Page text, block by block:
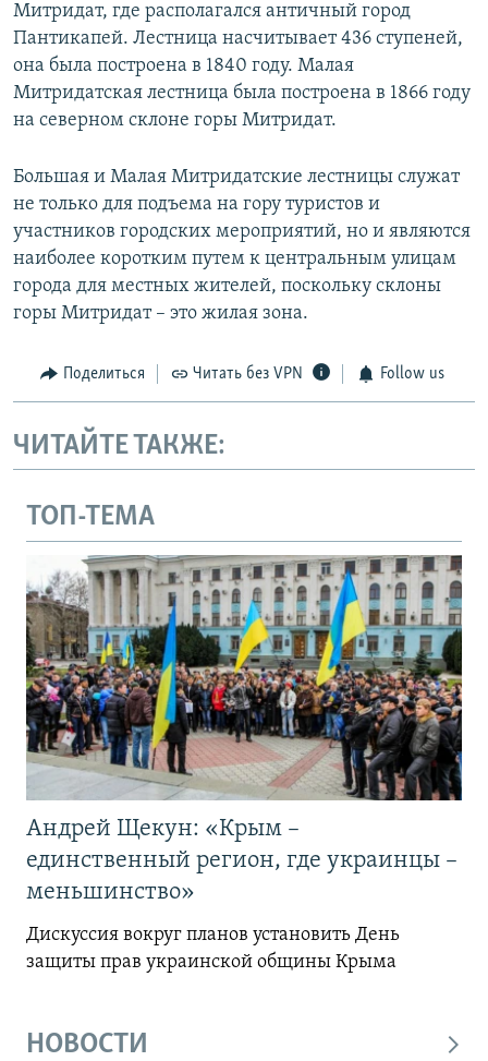
Митридат, где располагался античный город
Пантикапей. Лестница насчитывает 436 ступеней,
она была построена в 1840 году. Малая
Митридатская лестница была построена в 1866 году
на северном склоне горы Митридат.
Большая и Малая Митридатские лестницы служат
не только для подъема на гору туристов и
участников городских мероприятий, но и являются
наиболее коротким путем к центральным улицам
города для местных жителей, поскольку склоны
горы Митридат – это жилая зона.
Поделиться Читать без VPN Follow us
ЧИТАЙТЕ ТАКЖЕ:
ТОП-ТЕМА
Андрей Щекун: «Крым –
единственный регион, где украинцы –
меньшинство»
Дискуссия вокруг планов установить День
защиты прав украинской общины Крыма
НОВОСТИ